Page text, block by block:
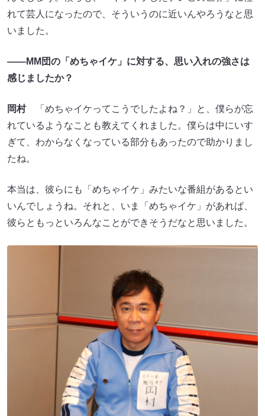
れて芸人になったので、そういうのに近いんやろうなと思
いました。
――MM団の「めちゃイケ」に対する、思い入れの強さは
感じましたか？
岡村「めちゃイケってこうでしたよね？」と、僕らが忘
れているようなことも教えてくれました。僕らは中にいす
ぎて、わからなくなっている部分もあったので助かりまし
たね。
本当は、彼らにも「めちゃイケ」みたいな番組があるとい
いんでしょうね。それと、いま「めちゃイケ」があれば、
彼らともっといろんなことができそうだなと思いました。